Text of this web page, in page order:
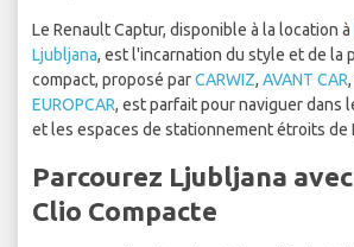
Le Renault Captur, disponible à la location à
Ljubljana, est l'incarnation du style et de la
compact, proposé parCARWIZ, AVANT CAR,
EUROPCAR, est parfait pour naviguer dans
et les espaces de stationnement étroits de
Parcourez Ljubljana
Clio Compacte